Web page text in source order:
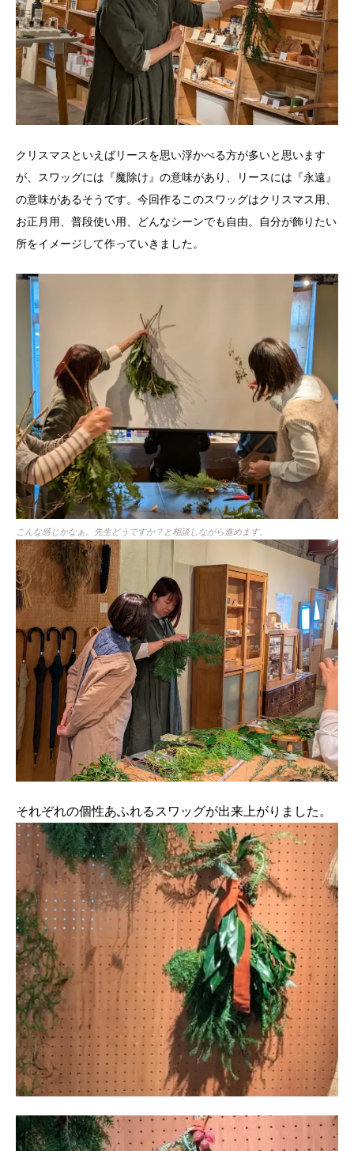
クリスマスといえばリースを思い浮かべる方が多いと思います
が、スワッグには『魔除け』の意味があり、リースには『永遠』
の意味があるそうです。今回作るこのスワッグはクリスマス用、
お正月用、普段使い用、どんなシーンでも自由。自分が飾りたい
所をイメージして作っていきました。
こんな感じかなぁ。先生どうですか？と相談しながら進めます。
それぞれの個性あふれるスワッグが出来上がりました。